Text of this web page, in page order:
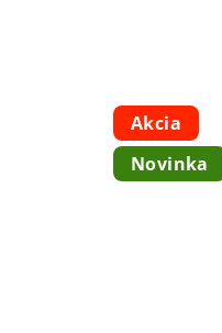
Akcia
Novinka